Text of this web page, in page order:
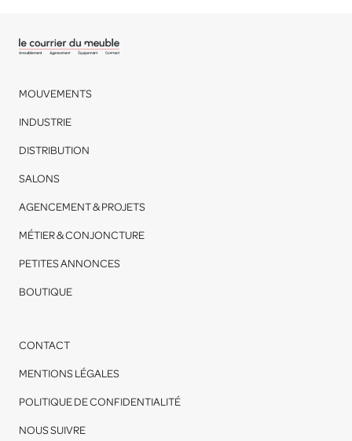
MOUVEMENTS
INDUSTRIE
DISTRIBUTION
SALONS
AGENCEMENT & PROJETS
MÉTIER & CONJONCTURE
PETITES ANNONCES
BOUTIQUE
CONTACT
MENTIONS LÉGALES
POLITIQUE DE CONFIDENTIALITÉ
NOUS SUIVRE